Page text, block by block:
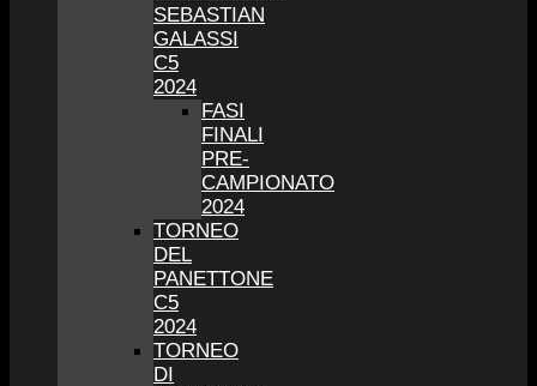
SEBASTIAN
GALASSI
C5
2024
FASI
FINALI
PRE-
CAMPIONATO
2024
TORNEO
DEL
PANETTONE
C5
2024
TORNEO
DI